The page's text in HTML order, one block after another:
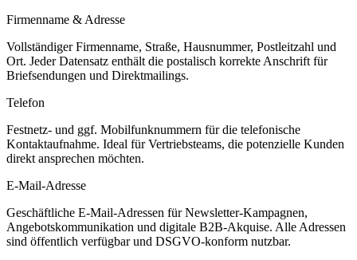
Firmenname & Adresse
Vollständiger Firmenname, Straße, Hausnummer, Postleitzahl und
Ort. Jeder Datensatz enthält die postalisch korrekte Anschrift für
Briefsendungen und Direktmailings.
Telefon
Festnetz- und ggf. Mobilfunknummern für die telefonische
Kontaktaufnahme. Ideal für Vertriebsteams, die potenzielle Kunden
direkt ansprechen möchten.
E-Mail-Adresse
Geschäftliche E-Mail-Adressen für Newsletter-Kampagnen,
Angebotskommunikation und digitale B2B-Akquise. Alle Adressen
sind öffentlich verfügbar und DSGVO-konform nutzbar.